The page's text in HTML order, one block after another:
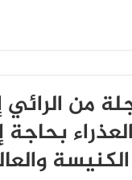
من الرائي
بحاجة